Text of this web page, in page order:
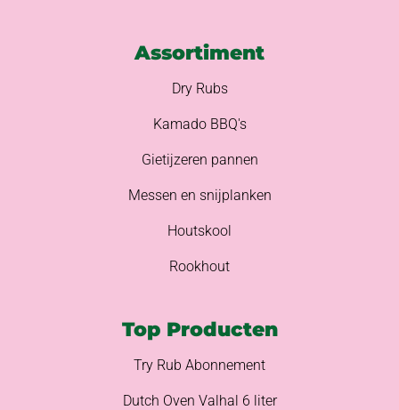
Assortiment
Dry Rubs
Kamado BBQ's
Gietijzeren pannen
Messen en snijplanken
Houtskool
Rookhout
Top Producten
Try Rub Abonnement
Dutch Oven Valhal 6 liter